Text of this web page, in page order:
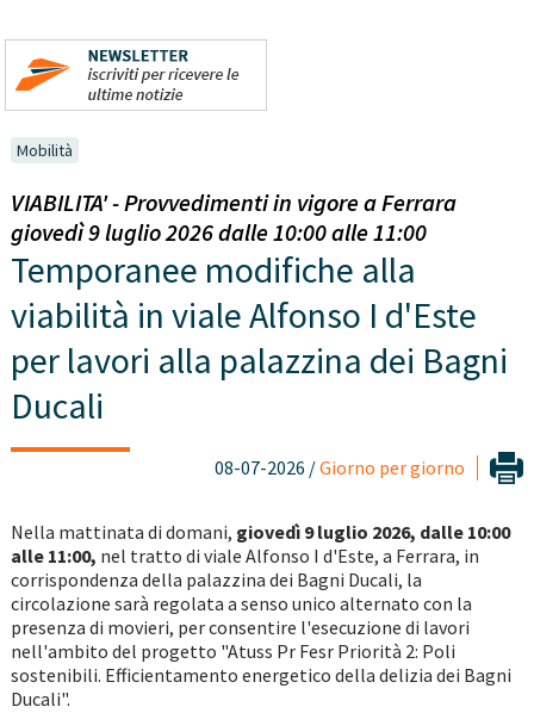
Mobilità
VIABILITA' - Provvedimenti in vigore a Ferrara
giovedì 9 luglio 2026 dalle 10:00 alle 11:00
Temporanee modifiche alla
viabilità in viale Alfonso I d'Este
per lavori alla palazzina dei Bagni
Ducali
08-07-2026 /Giorno per giorno
Nella mattinata di domani, giovedì 9 luglio 2026, dalle 10:00
alle 11:00, nel tratto di viale Alfonso I d'Este, a Ferrara, in
corrispondenza della palazzina dei Bagni Ducali, la
circolazione sarà regolata a senso unico alternato con la
presenza di movieri, per consentire l'esecuzione di lavori
nell'ambito del progetto "Atuss Pr Fesr Priorità 2: Poli
sostenibili. Efficientamento energetico della delizia dei Bagni
Ducali".